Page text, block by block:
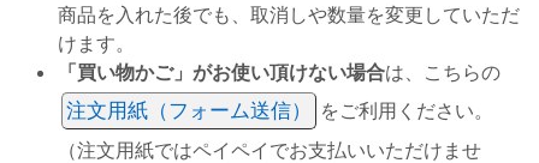
商品を入れた後でも、取消しや数量を変更していただ
けます。
「買い物かご」がお使い頂けない場合は、こちらの
注文用紙（フォーム送信）
をご利用ください。
（注文用紙ではペイペイでお支払いいただけませ